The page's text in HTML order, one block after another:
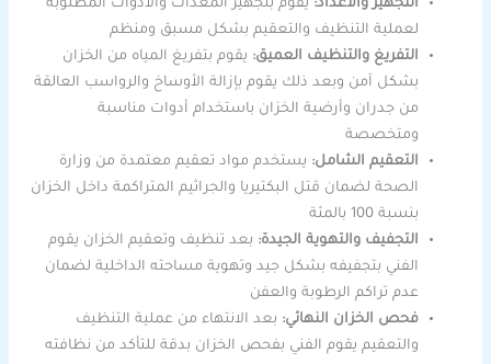
التجهيز والاعداد: يقوم بتجهيز المعدات والأدوات المطلوبة
لعملية التنظيف والتعقيم بشكل مسبق ومنظم
التفريغ والتنظيف العميق: يقوم بتفريغ المياه من الخزان
بشكل آمن وبعد ذلك يقوم بإزالة الأوساخ والرواسب العالقة
من جدران وأرضية الخزان باستخدام أدوات مناسبة
ومتخصصة
التعقيم الشامل: يستخدم مواد تعقيم معتمدة من وزارة
الصحة لضمان قتل البكتيريا والجراثيم المتراكمة داخل الخزان
بنسبة 100 بالمئة
التجفيف والتهوية الجيدة: بعد تنظيف وتعقيم الخزان يقوم
الفني بتجفيفه بشكل جيد وتهوية مساحته الداخلية لضمان
عدم تراكم الرطوبة والعفن
فحص الخزان النهائي: بعد الانتهاء من عملية التنظيف
والتعقيم يقوم الفني بفحص الخزان بدقة للتأكد من نظافته